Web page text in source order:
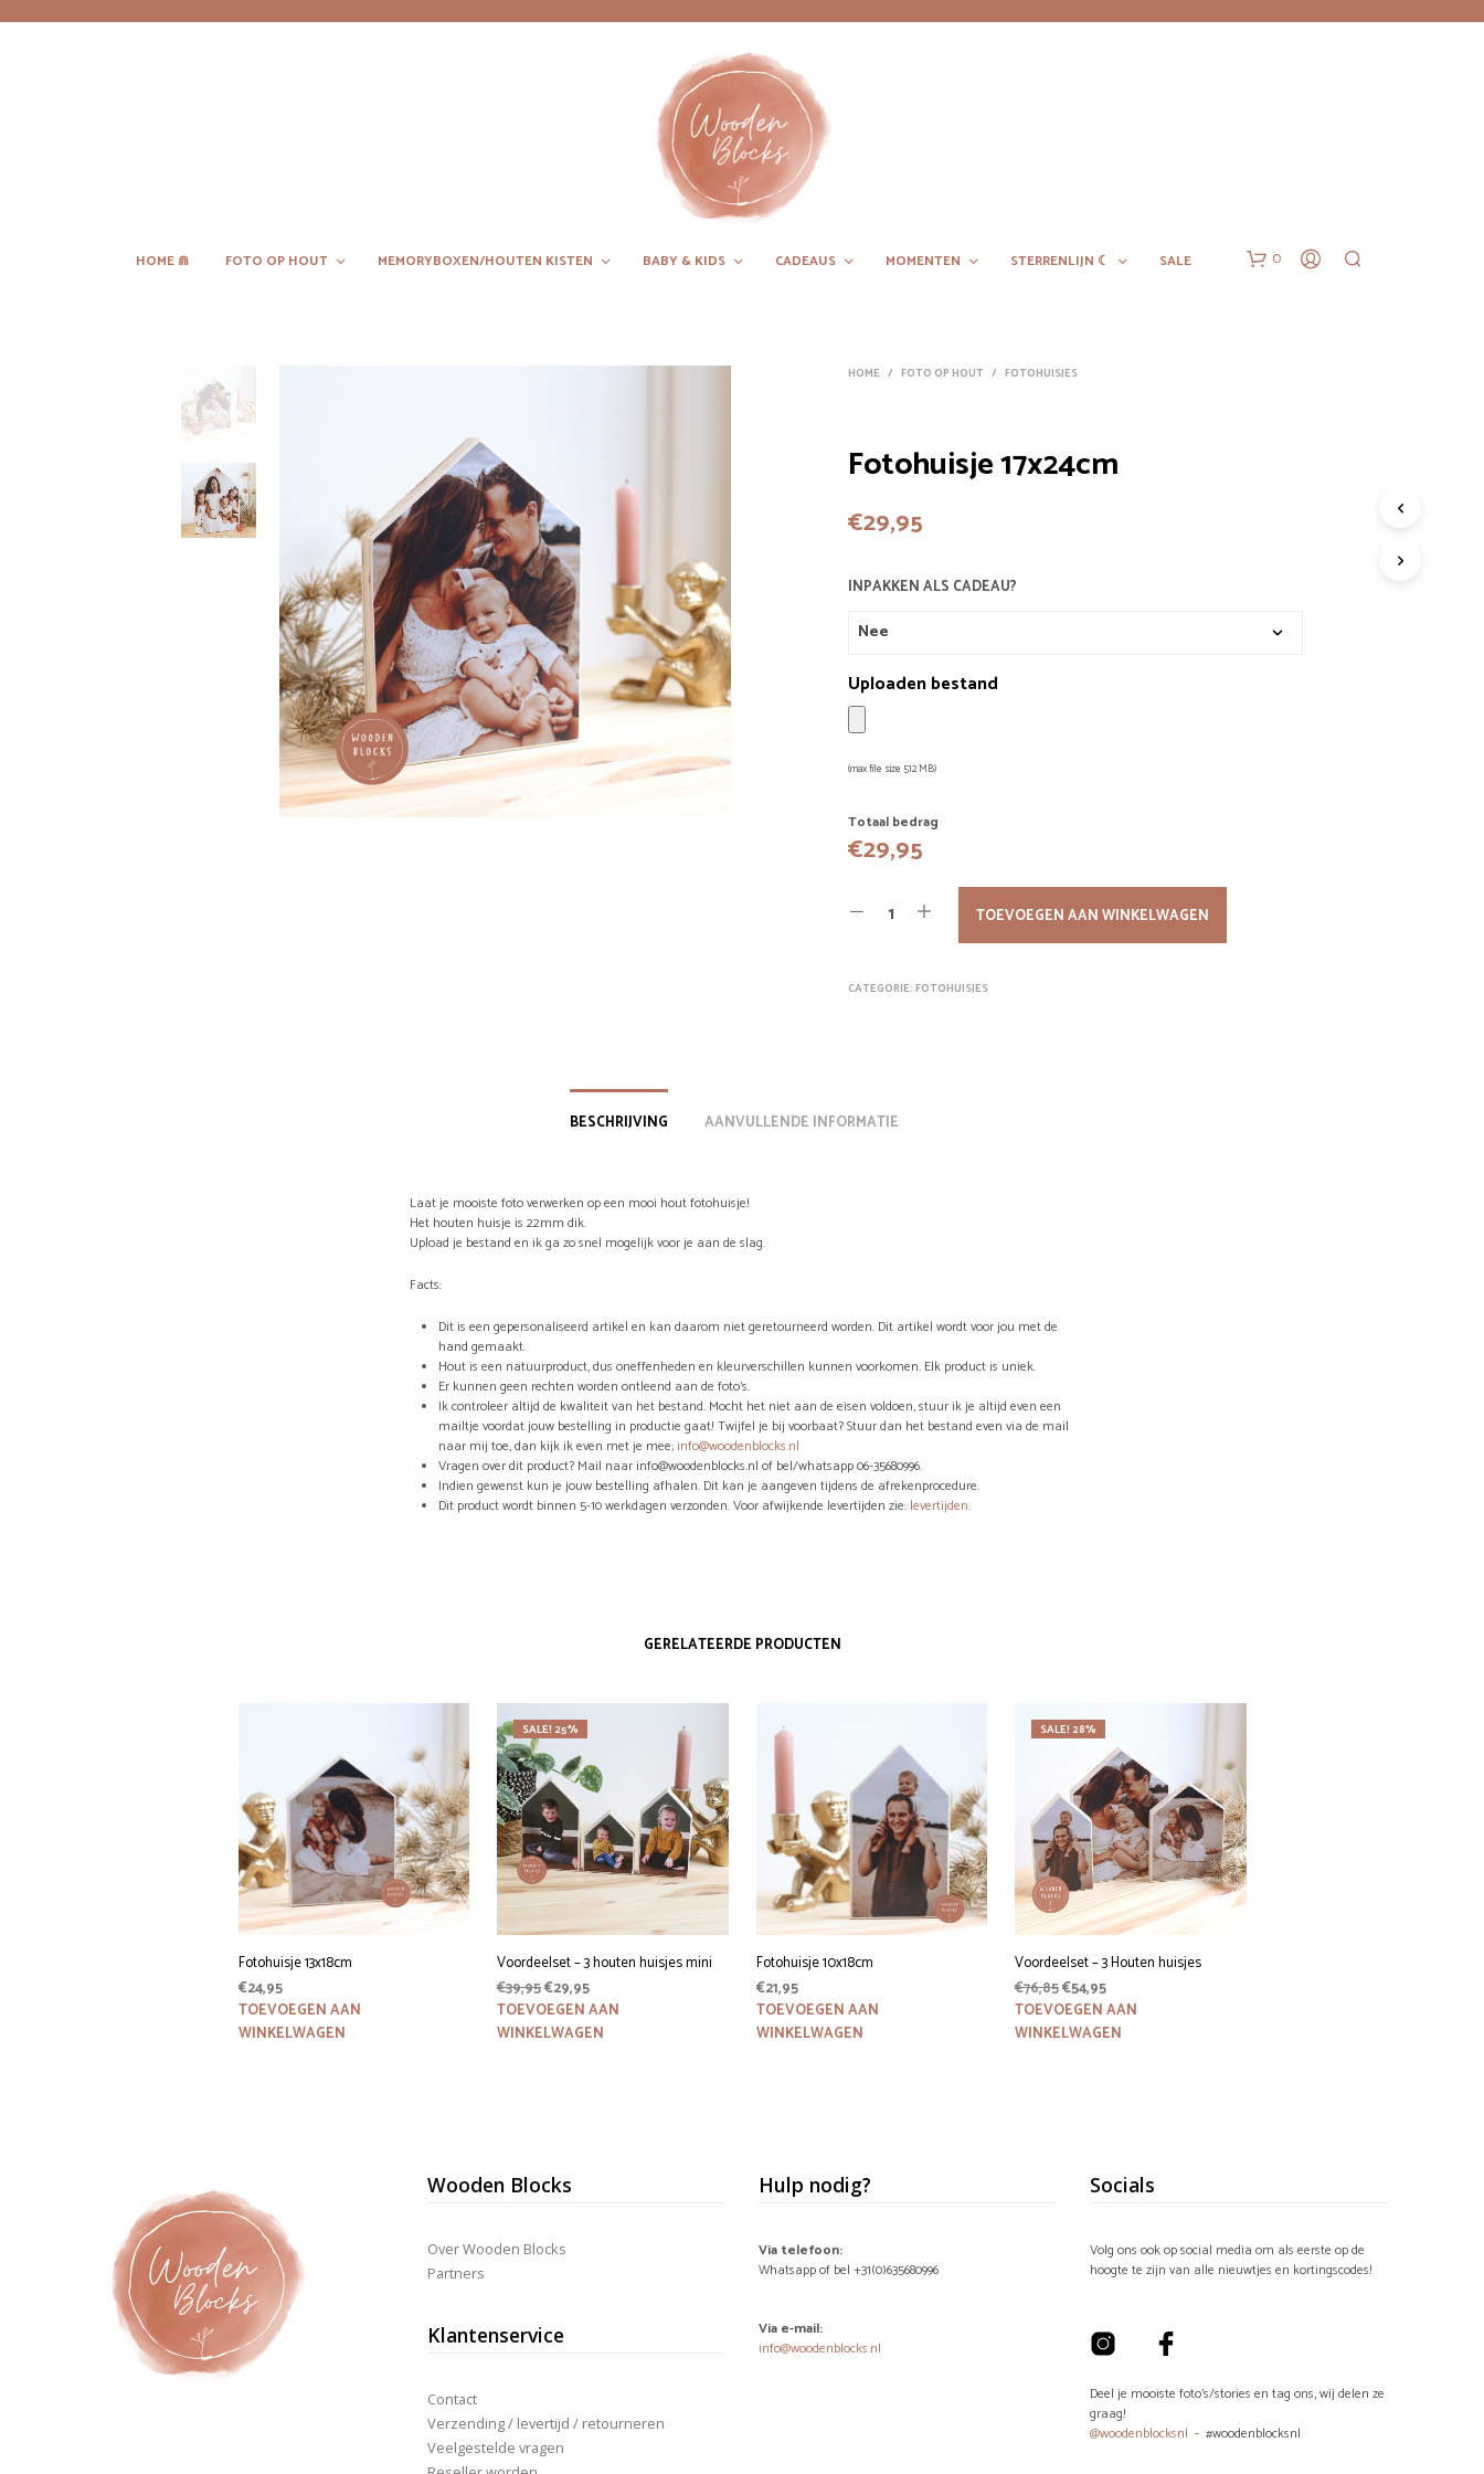
HOME ⋒ FOTO OP HOUT MEMORYBOXEN/HOUTEN KISTEN BABY & KIDS CADEAUS MOMENTEN STERRENLIJN ☾ SALE 0
HOME / FOTO OP HOUT / FOTOHUISJES
Fotohuisje 17x24cm
€29,95
INPAKKEN ALS CADEAU?
Uploaden bestand
(max file size 512 MB)
Totaal bedrag
€29,95
TOEVOEGEN AAN WINKELWAGEN
CATEGORIE:FOTOHUISJES
BESCHRIJVING AANVULLENDE INFORMATIE
Laat je mooiste foto verwerken op een mooi hout fotohuisje!
Het houten huisje is 22mm dik.
Upload je bestand en ik ga zo snel mogelijk voor je aan de slag.
Facts:
Dit is een gepersonaliseerd artikel en kan daarom niet geretourneerd worden. Dit artikel wordt voor jou met de
hand gemaakt.
Hout is een natuurproduct, dus oneffenheden en kleurverschillen kunnen voorkomen. Elk product is uniek.
Er kunnen geen rechten worden ontleend aan de foto’s.
Ik controleer altijd de kwaliteit van het bestand. Mocht het niet aan de eisen voldoen, stuur ik je altijd even een
mailtje voordat jouw bestelling in productie gaat! Twijfel je bij voorbaat? Stuur dan het bestand even via de mail
naar mij toe, dan kijk ik even met je mee;info@woodenblocks.nl
Vragen over dit product? Mail naar info@woodenblocks.nl of bel/whatsapp 06-35680996.
Indien gewenst kun je jouw bestelling afhalen. Dit kan je aangeven tijdens de afrekenprocedure.
Dit product wordt binnen 5-10 werkdagen verzonden. Voor afwijkende levertijden zie: levertijden.
GERELATEERDE PRODUCTEN
Fotohuisje 13x18cm
€24,95
TOEVOEGEN AAN
WINKELWAGEN
SALE! 25%
Voordeelset – 3 houten huisjes mini
€39,95Oorspronkelijke
prijs
was:
€29,95Huidige
prijs
is:
TOEVOEGEN AAN
WINKELWAGEN
Fotohuisje 10x18cm
€21,95
TOEVOEGEN AAN
WINKELWAGEN
SALE! 28%
Voordeelset – 3 Houten huisjes
€76,85Oorspronkelijke
prijs
was:
€54,95Huidige
prijs
is:
TOEVOEGEN AAN
WINKELWAGEN
Wooden Blocks
Over Wooden Blocks
Partners
Klantenservice
Contact
Verzending / levertijd / retourneren
Veelgestelde vragen
Hulp nodig?
Via telefoon:
Whatsapp of bel +31(0)635680996
Via e-mail:
info@woodenblocks.nl
Socials
Volg ons ook op social media om als eerste op de
hoogte te zijn van alle nieuwtjes en kortingscodes!
Deel je mooiste foto's/stories en tag ons, wij delen ze
graag!
@woodenblocksnl - #woodenblocksnl